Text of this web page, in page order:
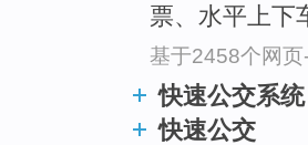
票、水平上下
基于2458个网页
快速公交系统
快速公交